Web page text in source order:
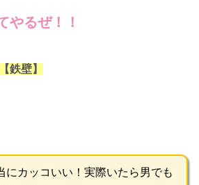
やるぜ！！
鉄壁】
にカッコいい！実際いたら男でも